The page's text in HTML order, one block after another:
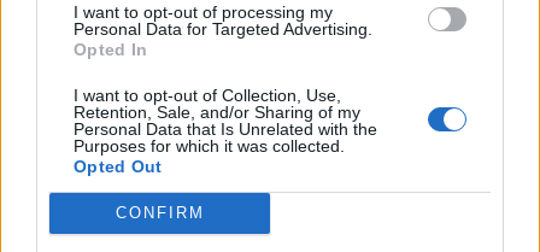
I want to opt-out of processing my
Personal Data for Targeted Advertising.
Opted In
I want to opt-out of Collection, Use,
Retention, Sale, and/or Sharing of my
Personal Data that Is Unrelated with the
Purposes for which it was collected.
Opted Out
CONFIRM
Ειδήσεις 5-8-2026